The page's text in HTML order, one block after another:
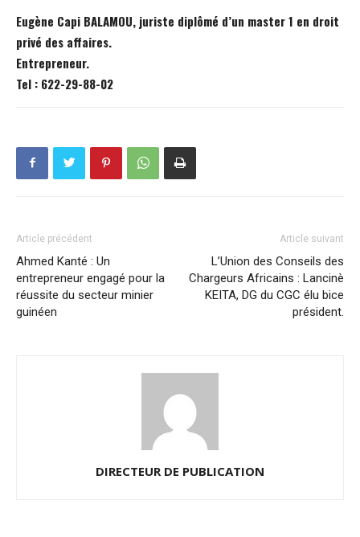
Eugène Capi BALAMOU, juriste diplômé d’un master 1 en droit
privé des affaires.
Entrepreneur.
Tel : 622-29-88-02
Article précédent
Ahmed Kanté : Un
entrepreneur engagé pour la
réussite du secteur minier
guinéen
Article suivant
L’Union des Conseils des
Chargeurs Africains : Lancinè
KEITA, DG du CGC élu bice
président.
DIRECTEUR DE PUBLICATION